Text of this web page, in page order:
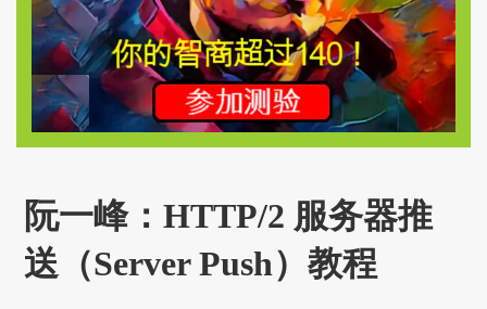
阮一峰：HTTP/2 服务器推
送（Server Push）教程